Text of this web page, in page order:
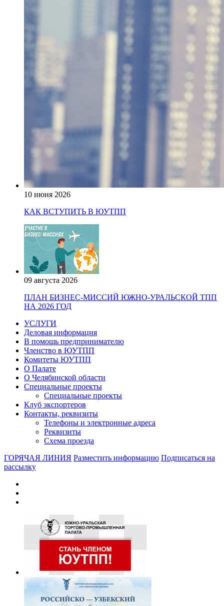
10 июня 2026
КАК ВСТУПИТЬ В ЮУТПП
09 августа 2026
ПЛАН БИЗНЕС-МИССИЙ ЮЖНО-УРАЛЬСКОЙ ТПП
НА 2026 ГОД
УСЛУГИ
Деловая информация
В помощь предпринимателю
Членство в ЮУТПП
Комитеты ЮУТПП
О Палате
О Челябинской области
Специальные проекты
Специальные проекты
Клуб экспортеров
Контакты, реквизиты
Телефоны и электронные адреса
Реквизиты
Схема проезда
ГОРЯЧАЯ ЛИНИЯ Разместить информацию Подписаться на
рассылку